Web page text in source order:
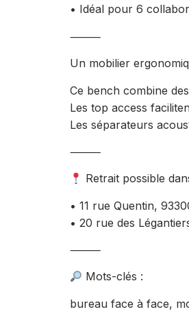
• Idéal pour 6
⸻
Un mobilier
Ce bench combine
Les top access
Les séparateurs
⸻
Retrait possible
• 11 rue Quentin,
• 20 rue des
⸻
Mots-clés :
bureau face à face,